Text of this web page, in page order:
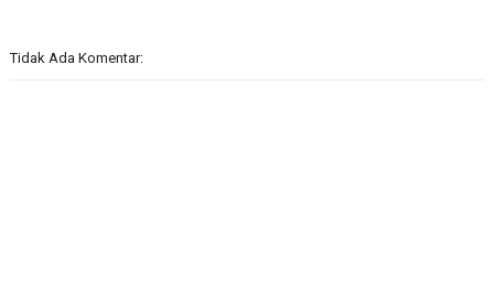
Tidak Ada Komentar: